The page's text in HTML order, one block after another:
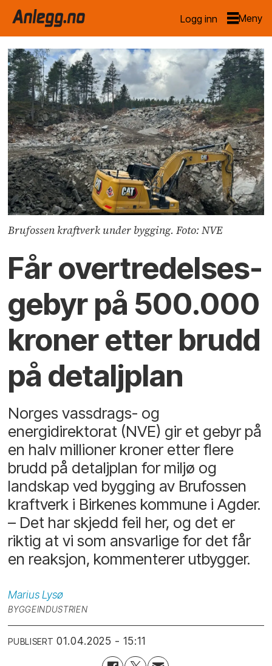
Logg inn
Brufossen kraftverk under bygging. Foto: NVE
Får overtredelses­
gebyr på 500.000
kroner etter brudd
på detaljplan
Norges vassdrags- og
energidirektorat (NVE) gir et gebyr på
en halv millioner kroner etter flere
brudd på detaljplan for miljø og
landskap ved bygging av Brufossen
kraftverk i Birkenes kommune i Agder.
– Det har skjedd feil her, og det er
riktig at vi som ansvarlige for det får
en reaksjon, kommenterer utbygger.
Marius Lysø
BYGGEINDUSTRIEN
PUBLISERT 01.04.2025 - 15:11